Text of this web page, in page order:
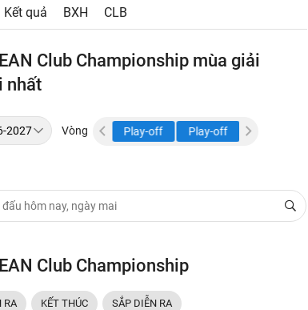
Kết quả BXH CLB
Club Championship mùa giải
nhất
Vòng
Play-off Play-off Play-off
Club Championship
RA KẾT THÚC SẮP DIỄN RA